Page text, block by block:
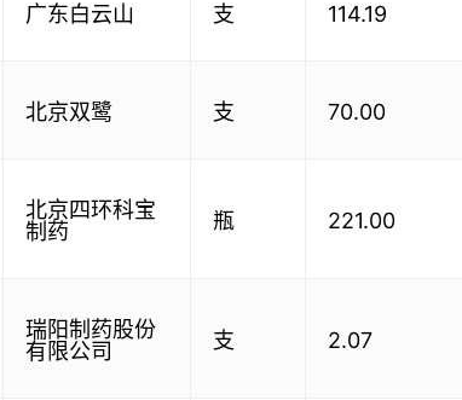
广东白云山 支 114.19
北京双鹭 支 70.00
北京四环科宝
制药
瓶 221.00
瑞阳制药股份
有限公司
支 2.07